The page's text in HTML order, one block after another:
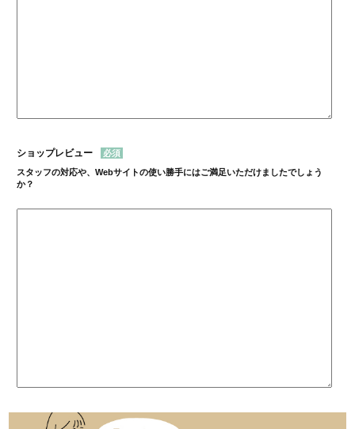
ショップレビュー
スタッフの対応や、Webサイトの使い勝手にはご満足いただけましたでしょう
か？